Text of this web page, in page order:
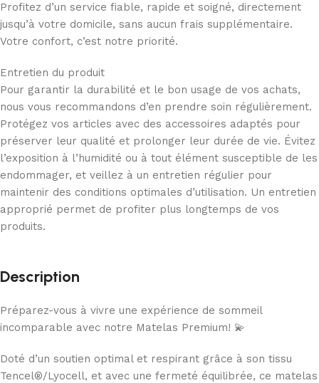
Profitez d’un service fiable, rapide et soigné, directement
jusqu’à votre domicile, sans aucun frais supplémentaire.
Votre confort, c’est notre priorité.
Entretien du produit
Pour garantir la durabilité et le bon usage de vos achats,
nous vous recommandons d’en prendre soin régulièrement.
Protégez vos articles avec des accessoires adaptés pour
préserver leur qualité et prolonger leur durée de vie. Évitez
l’exposition à l’humidité ou à tout élément susceptible de les
endommager, et veillez à un entretien régulier pour
maintenir des conditions optimales d’utilisation. Un entretien
approprié permet de profiter plus longtemps de vos
produits.
Description
Préparez-vous à vivre une expérience de sommeil
incomparable avec notre Matelas Premium! 💫
Doté d’un soutien optimal et respirant grâce à son tissu
Tencel®️/Lyocell, et avec une fermeté équilibrée, ce matelas